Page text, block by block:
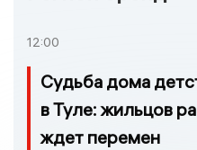
12:00
Судьба дома
в Туле: жильцов
ждет перемен